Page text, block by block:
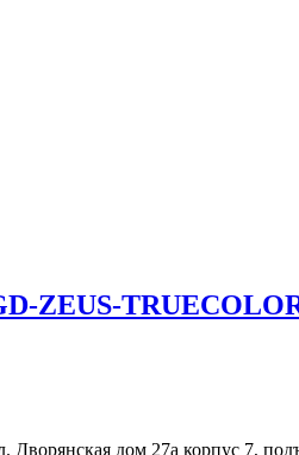
ZEUS-
Дворянская дом 27а корпус 7,